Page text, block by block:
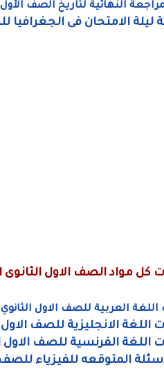
النهائية لتاريخ الصف
ليلة الامتحان فى الجغرافيا
كل مواد الصف الاول الثانوى
العربية للصف الاول
اللغة الانجليزية للصف
اللغة الفرنسية للصف الاول
المتوقعه للفيزياء